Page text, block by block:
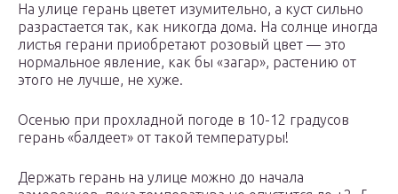
На улице герань цветет изумительно, а куст сильно
разрастается так, как никогда дома. На солнце иногда
листья герани приобретают розовый цвет — это
нормальное явление, как бы «загар», растению от
этого не лучше, не хуже.
Осенью при прохладной погоде в 10-12 градусов
герань «балдеет» от такой температуры!
Держать герань на улице можно до начала